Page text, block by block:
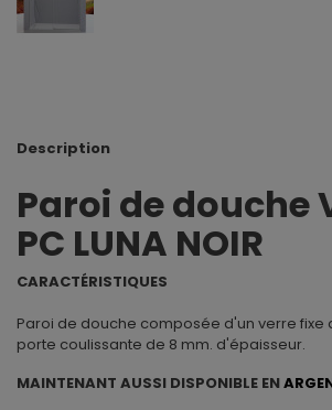
Description
Paroi de douche
PC LUNA NOIR
CARACTÉRISTIQUES
Paroi de douche composée d'un verre fixe
porte coulissante de 8 mm. d'épaisseur.
MAINTENANT AUSSI DISPONIBLE EN